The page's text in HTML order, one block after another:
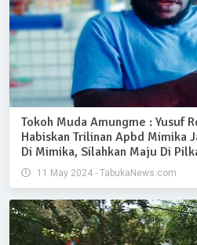
Tokoh Muda Amungme : Yusuf
Habiskan Trilinan Apbd Mimika
Di Mimika, Silahkan Maju Di
11 May 2024 - TabukaNews.com